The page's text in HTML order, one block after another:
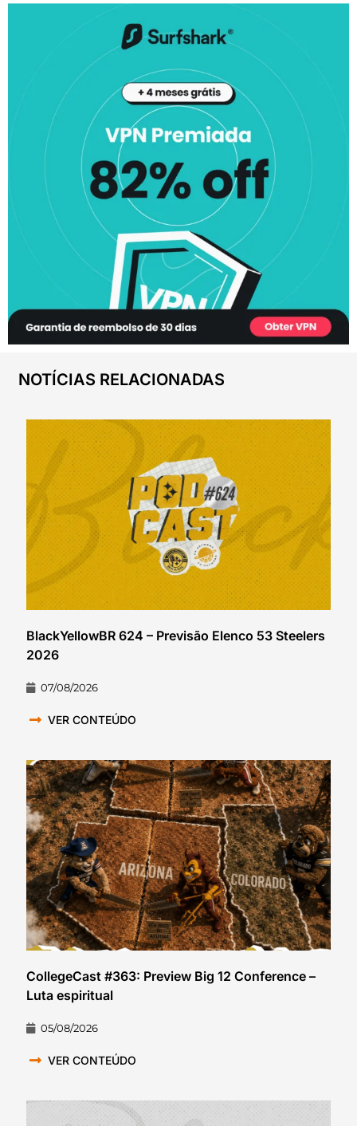
NOTÍCIAS RELACIONADAS
BlackYellowBR 624 – Previsão Elenco 53 Steelers
2026
07/08/2026
VER CONTEÚDO
CollegeCast #363: Preview Big 12 Conference –
Luta espiritual
05/08/2026
VER CONTEÚDO